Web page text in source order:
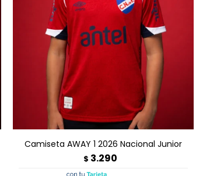
Camiseta AWAY 1 2026 Nacional Junior
$ 3.290
AGREGAR AL CARRITO